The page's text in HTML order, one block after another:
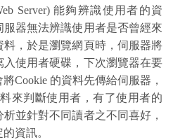
Server) 能夠辨識使用者的資
器無法辨識使用者是否曾經來
，於是瀏覽網頁時，伺服器將
使用者硬碟，下次瀏覽器在要
Cookie 的資料先傳給伺服器，
來判斷使用者，有了使用者的
並針對不同讀者之不同喜好，
資訊。